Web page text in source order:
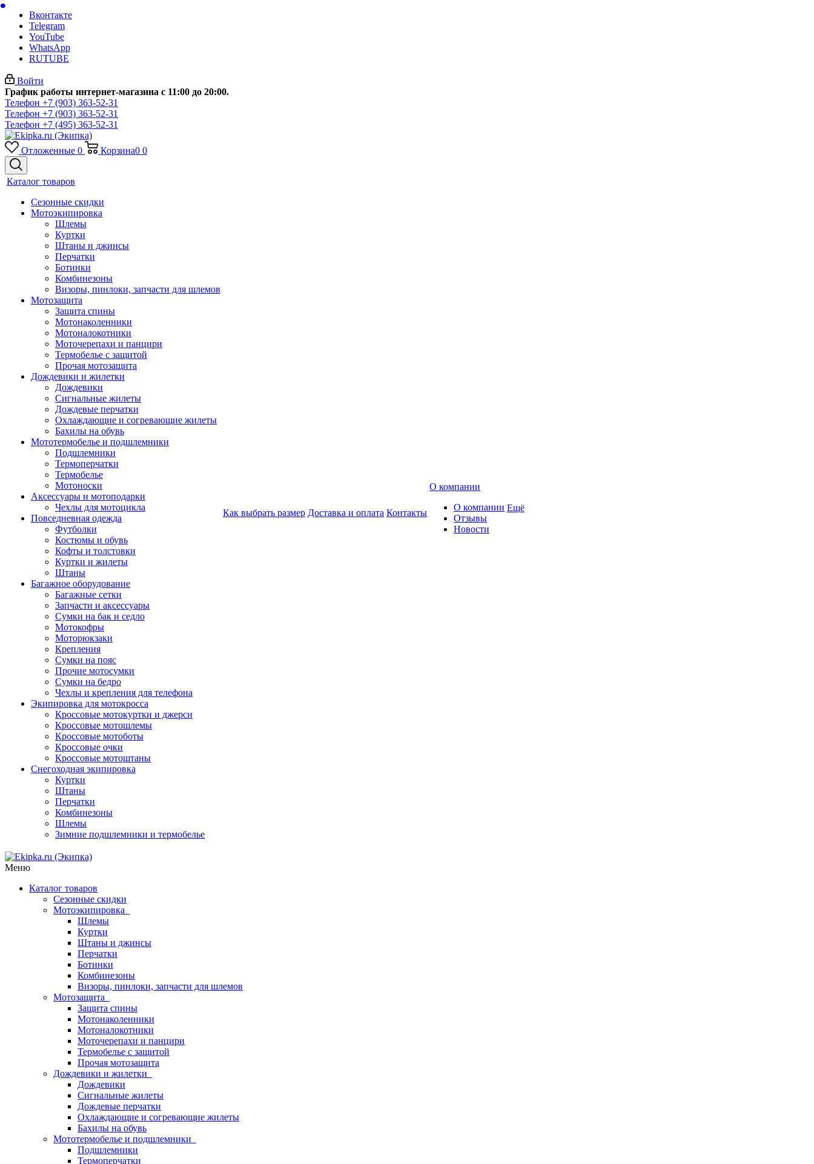
Вконтакте
Telegram
YouTube
WhatsApp
RUTUBE
Войти
График работы интернет-магазина с 11:00 до 20:00.
Телефон +7 (903) 363-52-31
Телефон +7 (903) 363-52-31
Телефон +7 (495) 363-52-31
Отложенные 0 Корзина0 0
Каталог товаров
Сезонные скидки
Мотоэкипировка
Шлемы
Куртки
Штаны и джинсы
Перчатки
Ботинки
Комбинезоны
Визоры, пинлоки, запчасти для шлемов
Мотозащита
Защита спины
Мотонаколенники
Мотоналокотники
Моточерепахи и панцири
Термобелье с защитой
Прочая мотозащита
Дождевики и жилетки
Дождевики
Сигнальные жилеты
Дождевые перчатки
Охлаждающие и согревающие жилеты
Бахилы на обувь
Мототермобелье и подшлемники
Подшлемники
Термоперчатки
Термобелье
Мотоноски
Аксессуары и мотоподарки
Чехлы для мотоцикла
Повседневная одежда
Футболки
Костюмы и обувь
Кофты и толстовки
Куртки и жилеты
Штаны
Багажное оборудование
Багажные сетки
Запчасти и аксессуары
Сумки на бак и седло
Мотокофры
Моторюкзаки
Крепления
Сумки на пояс
Прочие мотосумки
Сумки на бедро
Чехлы и крепления для телефона
Экипировка для мотокросса
Кроссовые мотокуртки и джерси
Кроссовые мотошлемы
Кроссовые мотоботы
Кроссовые очки
Кроссовые мотоштаны
Снегоходная экипировка
Куртки
Штаны
Перчатки
Комбинезоны
Шлемы
Зимние подшлемники и термобелье
Как выбрать размер Доставка и оплата Контакты
О компании
О компании
Отзывы
Новости
Ещё
Меню
Каталог товаров
Сезонные скидки
Мотоэкипировка
Шлемы
Куртки
Штаны и джинсы
Перчатки
Ботинки
Комбинезоны
Визоры, пинлоки, запчасти для шлемов
Мотозащита
Защита спины
Мотонаколенники
Мотоналокотники
Моточерепахи и панцири
Термобелье с защитой
Прочая мотозащита
Дождевики и жилетки
Дождевики
Сигнальные жилеты
Дождевые перчатки
Охлаждающие и согревающие жилеты
Бахилы на обувь
Мототермобелье и подшлемники
Подшлемники
Термоперчатки